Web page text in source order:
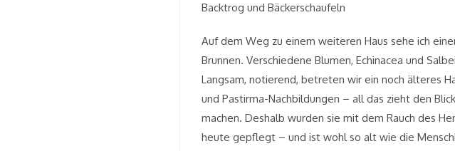
Backtrog und Bäckerschaufeln
Auf dem Weg zu einem weiteren Haus sehe ich
Brunnen. Verschiedene Blumen, Echinacea und
Langsam, notierend, betreten wir ein noch älteres
und Pastirma-Nachbildungen – all das zieht den
machen. Deshalb wurden sie mit dem Rauch des
heute gepflegt – und ist wohl so alt wie die